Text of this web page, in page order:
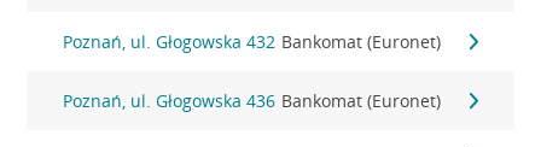
Poznań, ul. Głogowska 432 Bankomat (Euronet)
Poznań, ul. Głogowska 436 Bankomat (Euronet)